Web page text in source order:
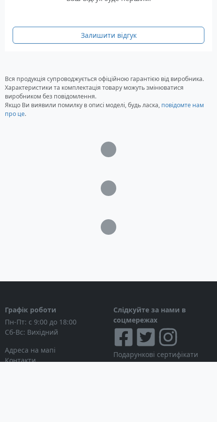
Залишити відгук
Вся продукція супроводжується офіційною гарантією від виробника.
Характеристики та комплектація товару можуть змінюватися
виробником без повідомлення.
Якщо Ви виявили помилку в описі моделі, будь ласка, повідомте нам
про це.
Загрузка...
Загрузка...
Загрузка...
Графік роботи
Пн-Пт: с 9:00 до 18:00
Сб-Вс: Вихідний
Адреса на мапі
Контакти
Слідкуйте за нами в
соцмережах
Подарункові сертифікати
Дисконтні картки